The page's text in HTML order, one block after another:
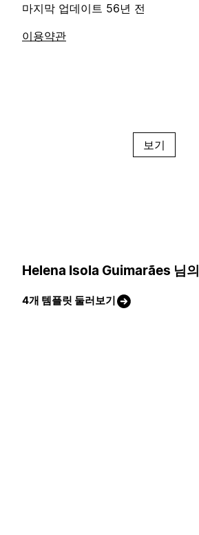
마지막 업데이트 56년 전
이용약관
보기
Helena Isola Guimarães 님의
4개 템플릿 둘러보기